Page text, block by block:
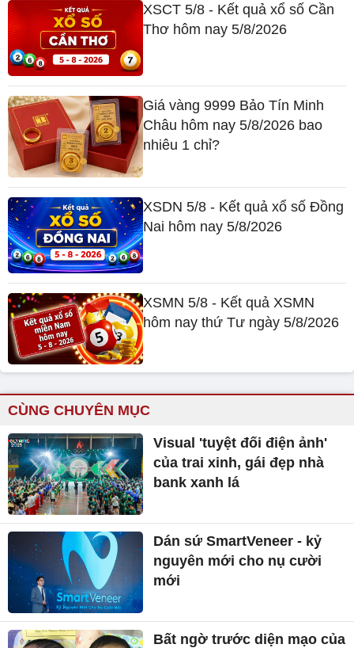
XSCT 5/8 - Kết quả xổ số Cần
Thơ hôm nay 5/8/2026
Giá vàng 9999 Bảo Tín Minh
Châu hôm nay 5/8/2026 bao
nhiêu 1 chỉ?
XSDN 5/8 - Kết quả xổ số Đồng
Nai hôm nay 5/8/2026
XSMN 5/8 - Kết quả XSMN
hôm nay thứ Tư ngày 5/8/2026
CÙNG CHUYÊN MỤC
Visual 'tuyệt đối điện ảnh'
của trai xinh, gái đẹp nhà
bank xanh lá
Dán sứ SmartVeneer - kỷ
nguyên mới cho nụ cười
mới
Bất ngờ trước diện mạo của